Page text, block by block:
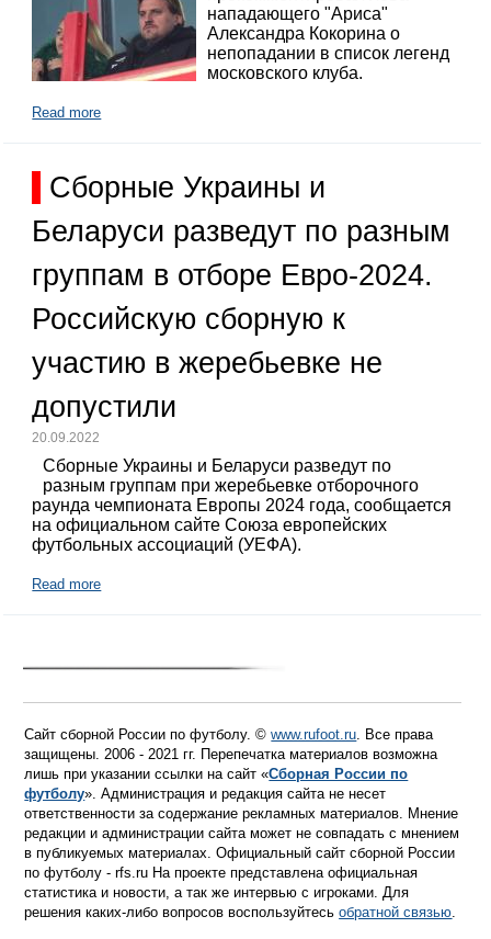
нападающего "Ариса"
Александра Кокорина о
непопадании в список легенд
московского клуба.
Read more
Сборные Украины и
Беларуси разведут по разным
группам в отборе Евро-2024.
Российскую сборную к
участию в жеребьевке не
допустили
20.09.2022
Сборные Украины и Беларуси разведут по
разным группам при жеребьевке отборочного
раунда чемпионата Европы 2024 года, сообщается
на официальном сайте Союза европейских
футбольных ассоциаций (УЕФА).
Read more
Сайт сборной России по футболу. ©www.rufoot.ru. Все права
защищены. 2006 - 2021 гг. Перепечатка материалов возможна
лишь при указании ссылки на сайт «Сборная России по
футболу». Администрация и редакция сайта не несет
ответственности за содержание рекламных материалов. Мнение
редакции и администрации сайта может не совпадать с мнением
в публикуемых материалах. Официальный сайт сборной России
по футболу - rfs.ru На проекте представлена официальная
статистика и новости, а так же интервью с игроками. Для
решения каких-либо вопросов воспользуйтесьобратной связью.